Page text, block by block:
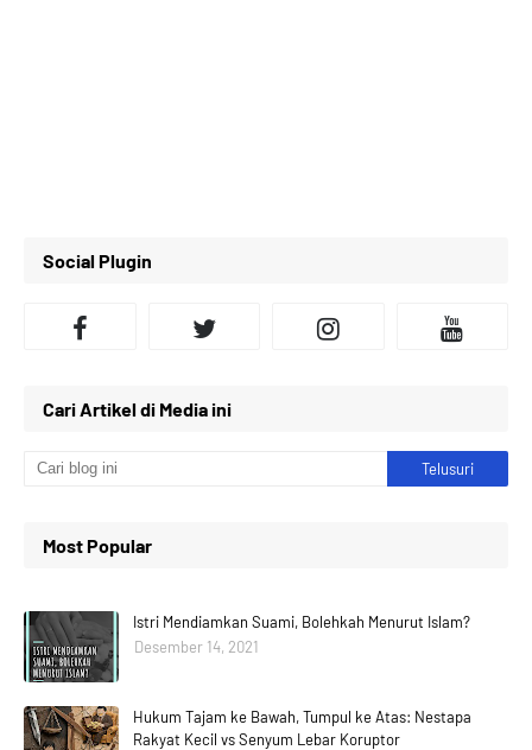
Social Plugin
Cari Artikel di Media ini
Most Popular
Istri Mendiamkan Suami, Bolehkah Menurut Islam?
Desember 14, 2021
Hukum Tajam ke Bawah, Tumpul ke Atas: Nestapa
Rakyat Kecil vs Senyum Lebar Koruptor